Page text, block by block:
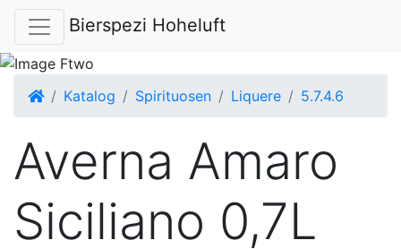
Bierspezi Hoheluft
Startseite
Katalog Spirituosen Liquere 5.7.4.6
Averna Amaro
Siciliano 0,7L